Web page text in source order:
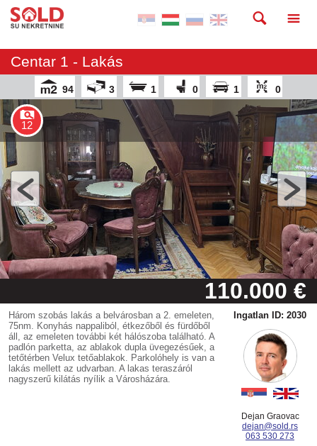
Centar 1 - Lakás
94 3 1 0 1 0
12
110.000 €
Három szobás lakás a belvárosban a 2. emeleten,
75nm. Konyhás nappaliból, étkezőből és fürdőből
áll, az emeleten további két hálószoba található. A
padlón parketta, az ablakok dupla üvegezésűek, a
tetőtérben Velux tetőablakok. Parkolóhely is van a
lakás mellett az udvarban. A lakas teraszáról
nagyszerű kilátás nyílik a Városházára.
Ingatlan ID: 2030
Dejan Graovac
dejan@sold.rs
063 530 273